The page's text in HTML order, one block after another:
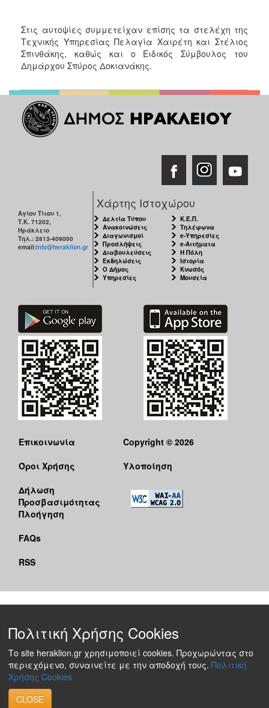
Στις αυτοψίες συμμετείχαν επίσης τα στελέχη της
Τεχνικής Υπηρεσίας Πελαγία Χαιρέτη και Στέλιος
Σπινθάκης, καθώς και ο Ειδικός Σύμβουλος του
Δημάρχου Σπύρος Δοκιανάκης.
Αγίου Τίτου 1,
Τ.Κ. 71202,
Ηράκλειο
Τηλ.: 2813-409000
email:info@heraklion.gr
Χάρτης Ιστοχώρου
Δελτία Τύπου
Ανακοινώσεις
Διαγωνισμοί
Προσλήψεις
Διαβουλεύσεις
Εκδηλώσεις
Ο Δήμος
Υπηρεσίες
Κ.Ε.Π.
Τηλέφωνα
e-Υπηρεσίες
e-Αιτήματα
Η Πόλη
Ιστορία
Κνωσός
Μουσεία
Επικοινωνία
Όροι Χρήσης
Δήλωση
Προσβασιμότητας
Πλοήγηση
FAQs
RSS
Copyright © 2026
Υλοποίηση
Πολιτική Χρήσης Cookies
Το site heraklion.gr χρησιμοποιεί cookies. Προχωρώντας στο
περιεχόμενο, συναινείτε με την αποδοχή τους. Πολιτική
Χρήσης Cookies
CLOSE